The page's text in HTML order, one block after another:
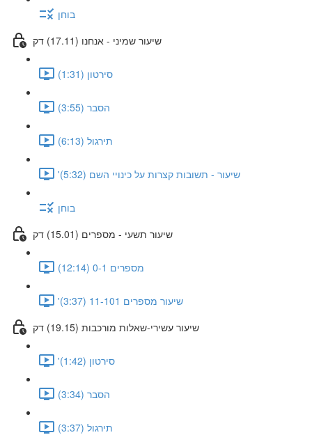
בוחן
שיעור שמיני - אנחנו (17.11) דק
סירטון (1:31)
הסבר (3:55)
תירגול (6:13)
'שיעור - תשובות קצרות על כינויי השם (5:32)
בוחן
שיעור תשעי - מספרים (15.01) דק
מספרים 0-1 (12:14)
'שיעור מספרים 11-101 (3:37)
שיעור עשירי-שאלות מורכבות (19.15) דק
'סירטון (1:42)
הסבר (3:34)
תירגול (3:37)